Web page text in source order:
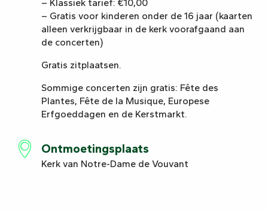
– Klassiek tarief: €10,00
– Gratis voor kinderen onder de 16 jaar (kaarten
alleen verkrijgbaar in de kerk voorafgaand aan
de concerten)
Gratis zitplaatsen.
Sommige concerten zijn gratis: Fête des
Plantes, Fête de la Musique, Europese
Erfgoeddagen en de Kerstmarkt.
Ontmoetingsplaats
Kerk van Notre-Dame de Vouvant